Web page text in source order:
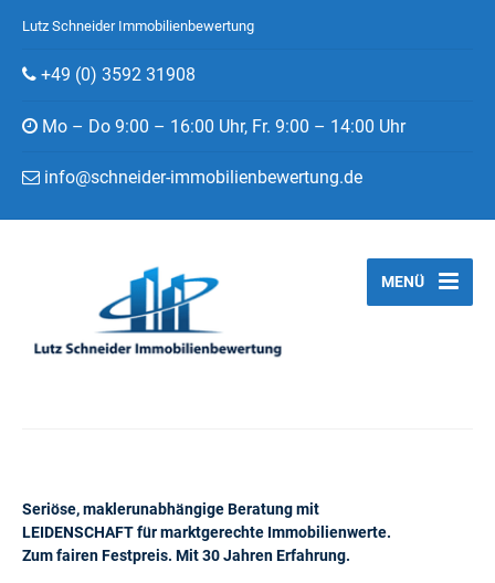
Lutz Schneider Immobilienbewertung
+49 (0) 3592 31908
Mo – Do 9:00 – 16:00 Uhr, Fr. 9:00 – 14:00 Uhr
info@schneider-immobilienbewertung.de
Seriöse, maklerunabhängige Beratung mit
LEIDENSCHAFT für marktgerechte Immobilienwerte.
Zum fairen Festpreis. Mit 30 Jahren Erfahrung.
MENÜ